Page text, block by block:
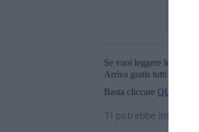
Se vuoi leggere le
Arriva gratis tutti i giorni
Basta cliccare QUI
Ti potrebbe